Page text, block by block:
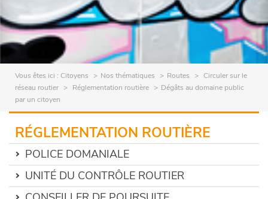
Vous êtes ici : Citoyens Nos thématiques Routes
Circuler sur le
réseau routier
Réglementation routière
Dégâts au domaine public
par un citoyen
RÉGLEMENTATION ROUTIÈRE
POLICE DOMANIALE
UNITÉ DU CONTRÔLE ROUTIER